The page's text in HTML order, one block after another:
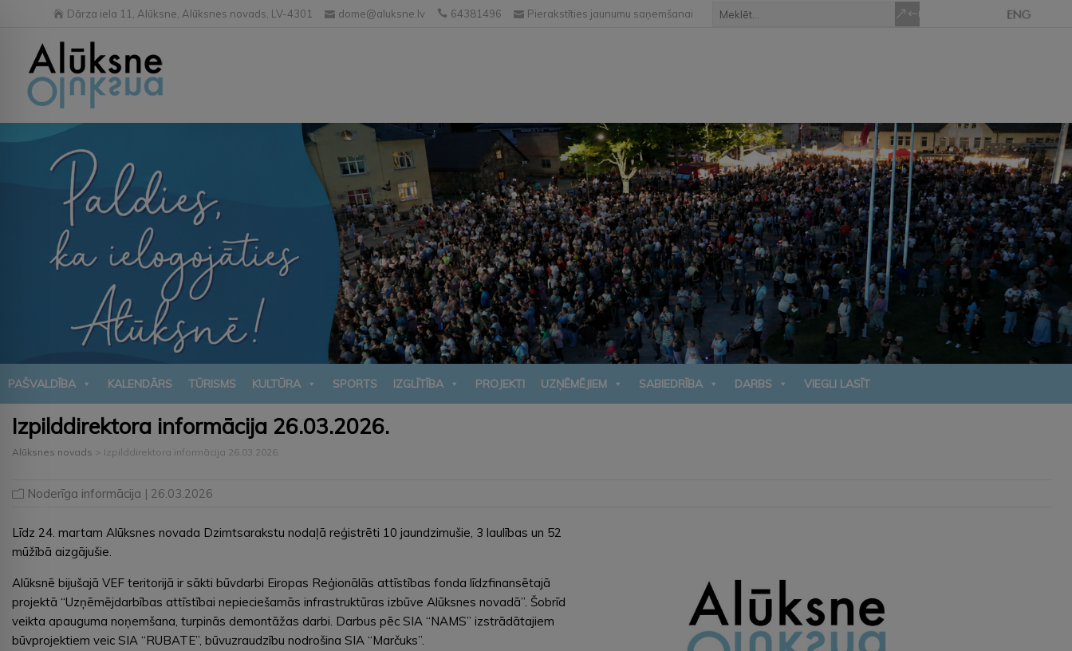
Dārza iela 11, Alūksne, Alūksnes novads, LV-4301 dome@aluksne.lv 64381496 Pierakstīties jaunumu saņemšanai
PAŠVALDĪBA KALENDĀRS TŪRISMS KULTŪRA SPORTS IZGLĪTĪBA PROJEKTI UZŅĒMĒJIEM SABIEDRĪBA DARBS VIEGLI LASĪT
Izpilddirektora informācija 26.03.2026.
Alūksnes novads > Izpilddirektora informācija 26.03.2026.
Noderīga informācija | 26.03.2026
Līdz 24. martam Alūksnes novada Dzimtsarakstu nodaļā reģistrēti 10 jaundzimušie, 3 laulības un 52
mūžībā aizgājušie.
Alūksnē bijušajā VEF teritorijā ir sākti būvdarbi Eiropas Reģionālās attīstības fonda līdzfinansētajā
projektā “Uzņēmējdarbības attīstībai nepieciešamās infrastruktūras izbūve Alūksnes novadā”. Šobrīd
veikta apauguma noņemšana, turpinās demontāžas darbi. Darbus pēc SIA “NAMS” izstrādātajiem
būvprojektiem veic SIA “RUBATE”, būvuzraudzību nodrošina SIA “Marčuks”.